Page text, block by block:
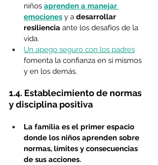
niños aprenden a manejar
emociones y a desarrollar
resiliencia ante los desafíos de la
vida.
Un apego seguro con los padres
fomenta la confianza en sí mismos
y en los demás.
1.4. Establecimiento de normas
y disciplina positiva
La familia es el primer espacio
donde los niños aprenden sobre
normas, límites y consecuencias
de sus acciones.